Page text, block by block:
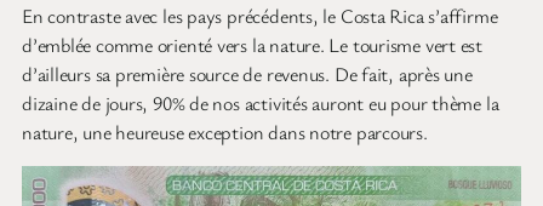
En contraste avec les pays précédents, le Costa Rica s’affirme
d’emblée comme orienté vers la nature. Le tourisme vert est
d’ailleurs sa première source de revenus. De fait, après une
dizaine de jours, 90% de nos activités auront eu pour thème la
nature, une heureuse exception dans notre parcours.